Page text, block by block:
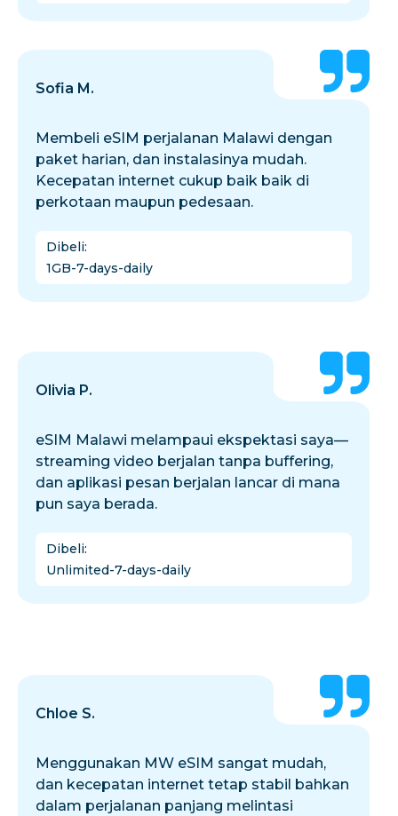
Sofia M.
Membeli eSIM perjalanan Malawi dengan
paket harian, dan instalasinya mudah.
Kecepatan internet cukup baik baik di
perkotaan maupun pedesaan.
Dibeli:
1GB-7-days-daily
Olivia P.
eSIM Malawi melampaui ekspektasi saya—
streaming video berjalan tanpa buffering,
dan aplikasi pesan berjalan lancar di mana
pun saya berada.
Dibeli:
Unlimited-7-days-daily
Chloe S.
Menggunakan MW eSIM sangat mudah,
dan kecepatan internet tetap stabil bahkan
dalam perjalanan panjang melintasi